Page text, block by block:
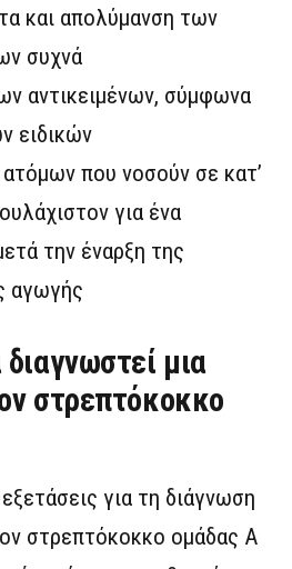
και απολύμανση των
συχνά
αντικειμένων, σύμφωνα
ειδικών
που νοσούν σε κατ’
για ένα
την έναρξη της
αγωγής
μια
στρεπτόκοκκο
για τη διάγνωση
στρεπτόκοκκο ομάδας Α